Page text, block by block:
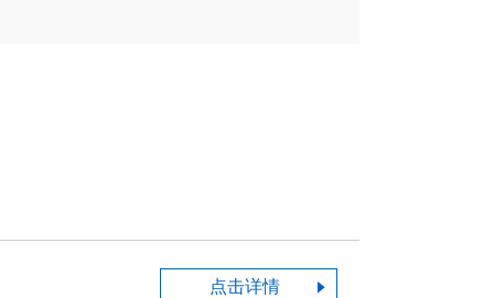
点击详情